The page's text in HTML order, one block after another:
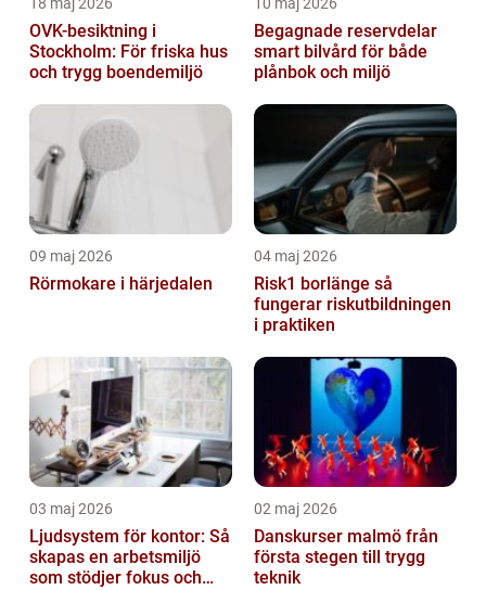
OVK-besiktning i
Stockholm: För friska hus
och trygg boendemiljö
Begagnade reservdelar
smart bilvård för både
plånbok och miljö
09 maj 2026
Rörmokare i härjedalen
04 maj 2026
Risk1 borlänge så
fungerar riskutbildningen
i praktiken
03 maj 2026
Ljudsystem för kontor: Så
skapas en arbetsmiljö
som stödjer fokus och
02 maj 2026
Danskurser malmö från
första stegen till trygg
teknik